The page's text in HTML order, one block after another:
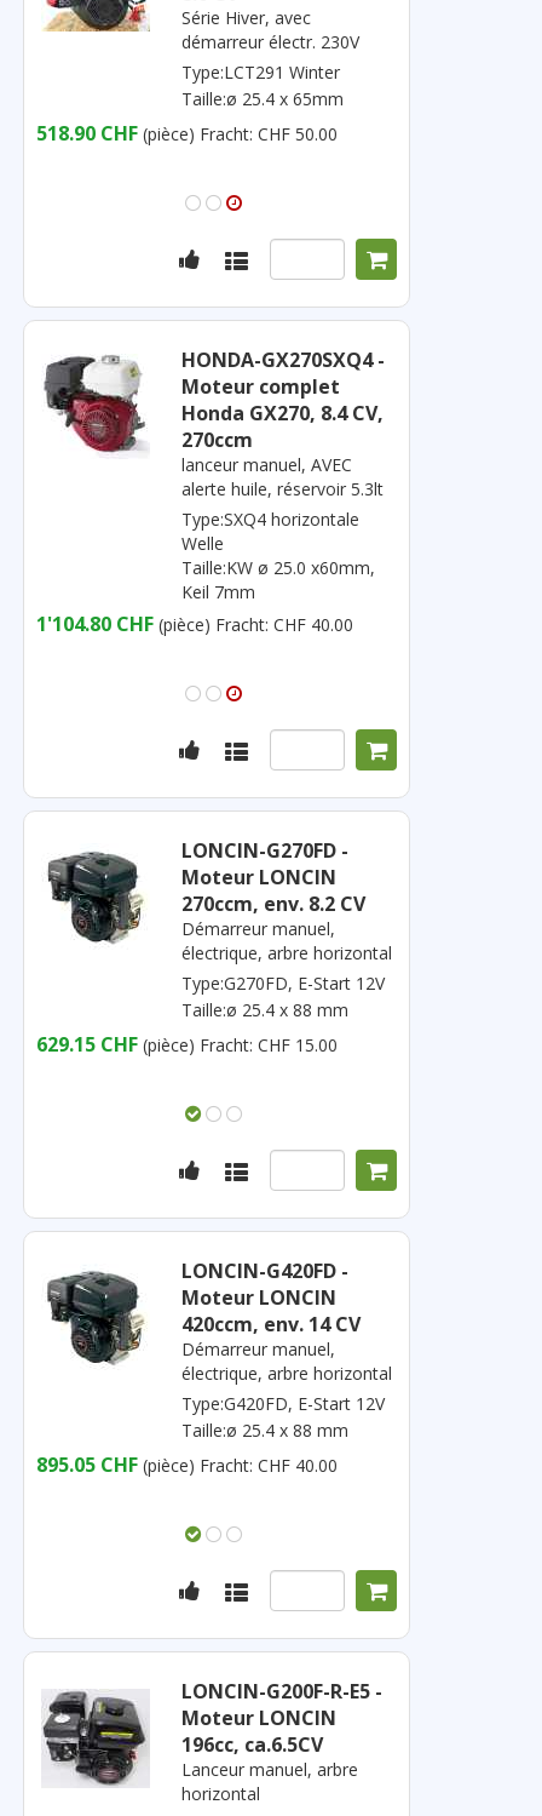
Série Hiver, avec
démarreur électr. 230V
Type:LCT291 Winter
Taille:ø 25.4 x 65mm
518.90 CHF (pièce) Fracht: CHF 50.00
HONDA-GX270SXQ4 -
Moteur complet
Honda GX270, 8.4 CV,
270ccm
lanceur manuel, AVEC
alerte huile, réservoir 5.3lt
Type:SXQ4 horizontale
Welle
Taille:KW ø 25.0 x60mm,
Keil 7mm
1'104.80 CHF (pièce) Fracht: CHF 40.00
LONCIN-G270FD -
Moteur LONCIN
270ccm, env. 8.2 CV
Démarreur manuel,
électrique, arbre horizontal
Type:G270FD, E-Start 12V
Taille:ø 25.4 x 88 mm
629.15 CHF (pièce) Fracht: CHF 15.00
LONCIN-G420FD -
Moteur LONCIN
420ccm, env. 14 CV
Démarreur manuel,
électrique, arbre horizontal
Type:G420FD, E-Start 12V
Taille:ø 25.4 x 88 mm
895.05 CHF (pièce) Fracht: CHF 40.00
LONCIN-G200F-R-E5 -
Moteur LONCIN
196cc, ca.6.5CV
Lanceur manuel, arbre
horizontal